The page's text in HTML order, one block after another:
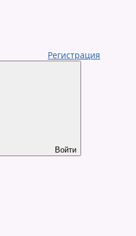
Регистрация
Войти